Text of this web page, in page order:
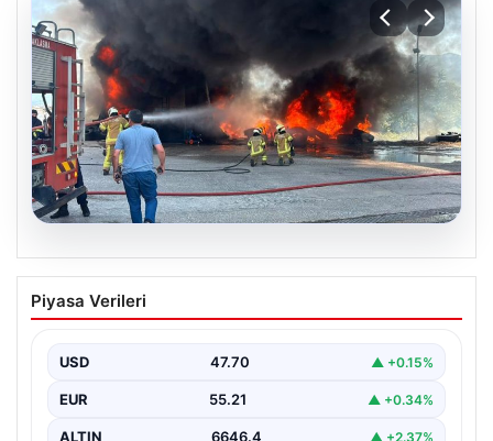
06.08.2026
Dumanlar ilçeyi kapladı: Bursa’da
tamirhanede yangın
Piyasa Verileri
USD 47.70 ▲ +0.15%
EUR 55.21 ▲ +0.34%
ALTIN 6646.4 ▲ +2.37%